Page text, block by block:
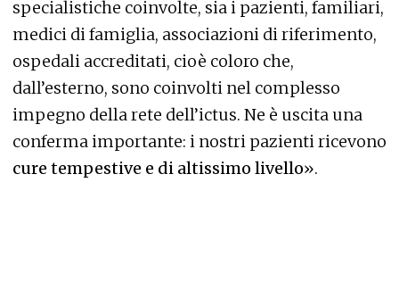
specialistiche coinvolte, sia i pazienti, familiari,
medici di famiglia, associazioni di riferimento,
ospedali accreditati, cioè coloro che,
dall’esterno, sono coinvolti nel complesso
impegno della rete dell’ictus. Ne è uscita una
conferma importante: i nostri pazienti ricevono
cure tempestive e di altissimo livello».